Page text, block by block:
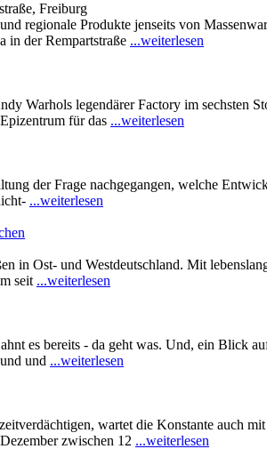
Freiburg
regionale Produkte jenseits von
in der Rempartstraße ...weiterlesen
Warhols legendärer Factory im sechsten
für das ...weiterlesen
der Frage nachgegangen, welche
...weiterlesen
in Ost- und Westdeutschland. Mit
seit ...weiterlesen
es bereits - da geht was. Und, ein Blick
und ...weiterlesen
wartet die Konstante auch
zwischen 12 ...weiterlesen